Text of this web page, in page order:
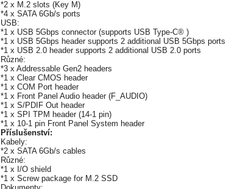
*2 x M.2 slots (Key M)
*4 x SATA 6Gb/s ports
USB:
*1 x USB 5Gbps connector (supports USB Type-C® )
*1 x USB 5Gbps header supports 2 additional USB 5Gbps ports
*1 x USB 2.0 header supports 2 additional USB 2.0 ports
Různé:
*3 x Addressable Gen2 headers
*1 x Clear CMOS header
*1 x COM Port header
*1 x Front Panel Audio header (F_AUDIO)
*1 x S/PDIF Out header
*1 x SPI TPM header (14-1 pin)
*1 x 10-1 pin Front Panel System header
Příslušenství:
Kabely:
*2 x SATA 6Gb/s cables
Různé:
*1 x I/O shield
*1 x Screw package for M.2 SSD